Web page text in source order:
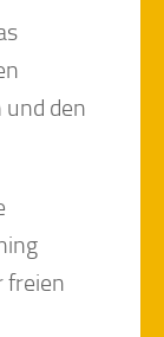
den
freien